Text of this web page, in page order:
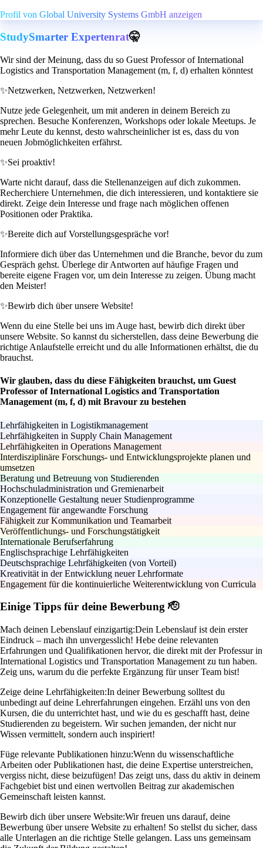
Profil von Global University Systems GmbH anzeigen
StudySmarter Expertenrat🤫
Wir sind der Meinung, dass du so Guest Professor of International
Logistics and Transportation Management (m, f, d) erhalten könntest
✨Netzwerken, Netzwerken, Netzwerken!
Nutze jede Gelegenheit, um mit anderen in deinem Bereich zu
sprechen. Besuche Konferenzen, Workshops oder lokale Meetups. Je
mehr Leute du kennst, desto wahrscheinlicher ist es, dass du von
neuen Jobmöglichkeiten erfährst.
✨Sei proaktiv!
Warte nicht darauf, dass die Stellenanzeigen auf dich zukommen.
Recherchiere Unternehmen, die dich interessieren, und kontaktiere sie
direkt. Zeige dein Interesse und frage nach möglichen offenen
Positionen oder Praktika.
✨Bereite dich auf Vorstellungsgespräche vor!
Informiere dich über das Unternehmen und die Branche, bevor du zum
Gespräch gehst. Überlege dir Antworten auf häufige Fragen und
bereite eigene Fragen vor, um dein Interesse zu zeigen. Übung macht
den Meister!
✨Bewirb dich über unsere Website!
Wenn du eine Stelle bei uns im Auge hast, bewirb dich direkt über
unsere Website. So kannst du sicherstellen, dass deine Bewerbung die
richtige Anlaufstelle erreicht und du alle Informationen erhältst, die du
brauchst.
Wir glauben, dass du diese Fähigkeiten brauchst, um Guest
Professor of International Logistics and Transportation
Management (m, f, d) mit Bravour zu bestehen
Lehrfähigkeiten in Logistikmanagement
Lehrfähigkeiten in Supply Chain Management
Lehrfähigkeiten in Operations Management
Interdisziplinäre Forschungs- und Entwicklungsprojekte planen und
umsetzen
Beratung und Betreuung von Studierenden
Hochschuladministration und Gremienarbeit
Konzeptionelle Gestaltung neuer Studienprogramme
Engagement für angewandte Forschung
Fähigkeit zur Kommunikation und Teamarbeit
Veröffentlichungs- und Forschungstätigkeit
Internationale Berufserfahrung
Englischsprachige Lehrfähigkeiten
Deutschsprachige Lehrfähigkeiten (von Vorteil)
Kreativität in der Entwicklung neuer Lehrformate
Engagement für die kontinuierliche Weiterentwicklung von Curricula
Einige Tipps für deine Bewerbung 🫡
Mach deinen Lebenslauf einzigartig:Dein Lebenslauf ist dein erster
Eindruck – mach ihn unvergesslich! Hebe deine relevanten
Erfahrungen und Qualifikationen hervor, die direkt mit der Professur in
International Logistics und Transportation Management zu tun haben.
Zeig uns, warum du die perfekte Ergänzung für unser Team bist!
Zeige deine Lehrfähigkeiten:In deiner Bewerbung solltest du
unbedingt auf deine Lehrerfahrungen eingehen. Erzähl uns von den
Kursen, die du unterrichtet hast, und wie du es geschafft hast, deine
Studierenden zu begeistern. Wir suchen jemanden, der nicht nur
Wissen vermittelt, sondern auch inspiriert!
Füge relevante Publikationen hinzu:Wenn du wissenschaftliche
Arbeiten oder Publikationen hast, die deine Expertise unterstreichen,
vergiss nicht, diese beizufügen! Das zeigt uns, dass du aktiv in deinem
Fachgebiet bist und einen wertvollen Beitrag zur akademischen
Gemeinschaft leisten kannst.
Bewirb dich über unsere Website:Wir freuen uns darauf, deine
Bewerbung über unsere Website zu erhalten! So stellst du sicher, dass
alle Unterlagen an die richtige Stelle gelangen. Lass uns gemeinsam